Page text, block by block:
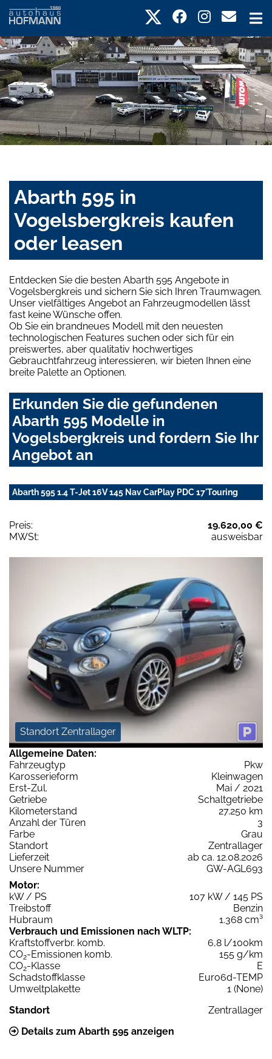
Abarth 595 in
Vogelsbergkreis kaufen
oder leasen
Entdecken Sie die besten Abarth 595 Angebote in
Vogelsbergkreis und sichern Sie sich Ihren Traumwagen.
Unser vielfältiges Angebot an Fahrzeugmodellen lässt
fast keine Wünsche offen.
Ob Sie ein brandneues Modell mit den neuesten
technologischen Features suchen oder sich für ein
preiswertes, aber qualitativ hochwertiges
Gebrauchtfahrzeug interessieren, wir bieten Ihnen eine
breite Palette an Optionen.
Erkunden Sie die gefundenen
Abarth 595 Modelle in
Vogelsbergkreis und fordern Sie Ihr
Angebot an
Abarth 595 1.4 T-Jet 16V 145 Nav CarPlay PDC 17'Touring
Preis:
19.620,00 €
MWSt:
ausweisbar
Standort Zentrallager
Allgemeine Daten:
Fahrzeugtyp
Pkw
Karosserieform
Kleinwagen
Erst-Zul.
Mai / 2021
Getriebe
Schaltgetriebe
Kilometerstand
27.250 km
Anzahl der Türen
3
Farbe
Grau
Standort
Zentrallager
Lieferzeit
ab ca. 12.08.2026
Unsere Nummer
GW-AGL693
Motor:
kW / PS
107 kW / 145 PS
Treibstoff
Benzin
Hubraum
1.368 cm³
Verbrauch und Emissionen nach WLTP:
Kraftstoffverbr. komb.
6,8 l/100km
CO2-Emissionen komb.
155 g/km
CO2-Klasse
E
Schadstoffklasse
Euro6d-TEMP
Umweltplakette
1 (None)
Standort
Zentrallager
Details zum Abarth 595 anzeigen